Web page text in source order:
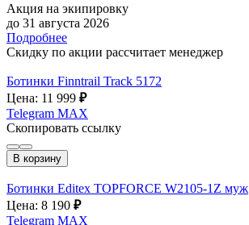
Акция на экипировку
до 31 августа 2026
Подробнее
Скидку по акции рассчитает менеджер
Ботинки Finntrail Track 5172
Цена: 11 999 ₽
Telegram MAX
Скопировать ссылку
В корзину
Ботинки Editex TOPFORCE W2105-1Z муж
Цена: 8 190 ₽
Telegram MAX